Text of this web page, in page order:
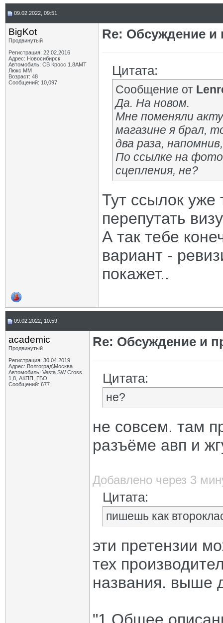
09.02.2022, 09:51
BigKot
Продвинутый
Регистрация: 22.02.2016
Адрес: Новосибирск
Автомобиль: СВ Кросс 1.8АМТ
Люкс ММ
Возраст: 48
Сообщений: 10,097
Re: Обсуждение
Цитата:
Сообщение от
Да. На новом.
Мне поменяли
магазине я брал,
два раза,
По ссылке на
сцепления, не?
Тут ссылок
перепутать
А так тебе
вариант -
покажет..
09.02.2022, 10:59
academic
Продвинутый
Регистрация: 30.04.2019
Адрес: Волгоград\Москва
Автомобиль: Vesta SW Cross
1,8, АКПП, ГБО
Сообщений: 677
Re: Обсуждение и
Цитата:
не?
не совсем. там
разъёме авп и
Добавлено через 3
Цитата:
пишешь как
эти претензии
тех
названия. выше